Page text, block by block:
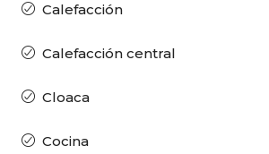
Calefacción
Calefacción central
Cloaca
Cocina